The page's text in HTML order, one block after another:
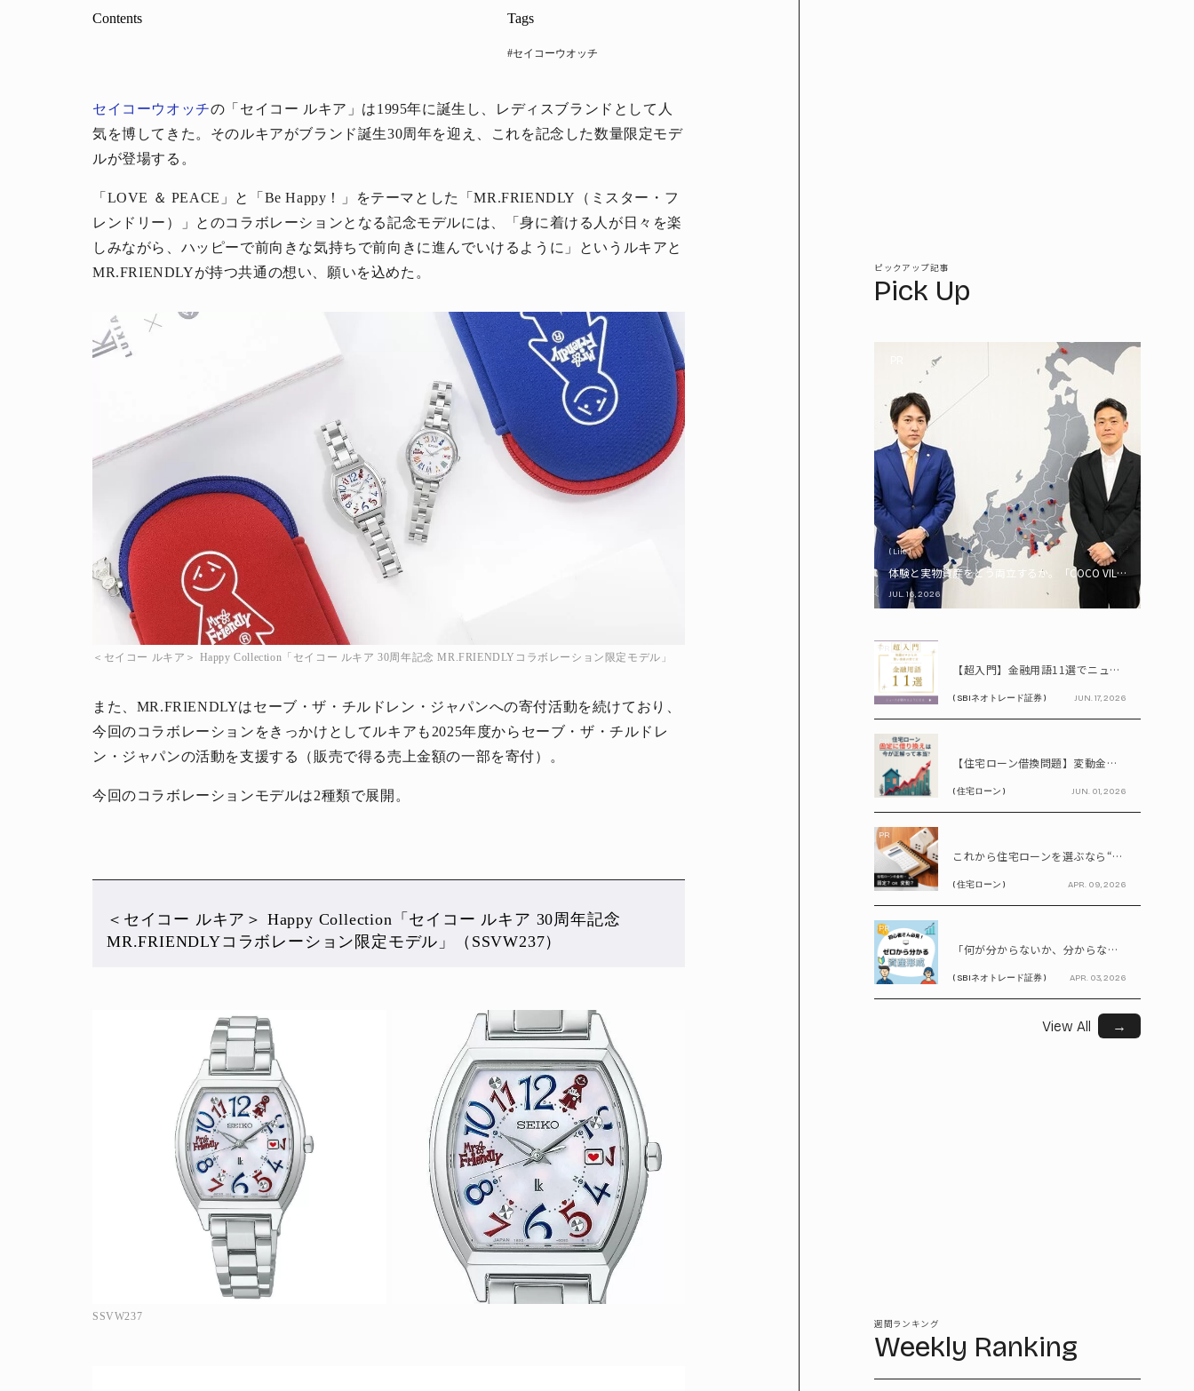
Contents Tags
#セイコーウオッチ
セイコーウオッチの「セイコー ルキア」は1995年に誕生し、レディスブランドとして人
気を博してきた。そのルキアがブランド誕生30周年を迎え、これを記念した数量限定モデ
ルが登場する。
「LOVE ＆ PEACE」と「Be Happy！」をテーマとした「MR.FRIENDLY（ミスター・フ
レンドリー）」とのコラボレーションとなる記念モデルには、「身に着ける人が日々を楽
しみながら、ハッピーで前向きな気持ちで前向きに進んでいけるように」というルキアと
MR.FRIENDLYが持つ共通の想い、願いを込めた。
＜セイコー ルキア＞ Happy Collection「セイコー ルキア 30周年記念 MR.FRIENDLYコラボレーション限定モデル」
また、MR.FRIENDLYはセーブ・ザ・チルドレン・ジャパンへの寄付活動を続けており、
今回のコラボレーションをきっかけとしてルキアも2025年度からセーブ・ザ・チルドレ
ン・ジャパンの活動を支援する（販売で得る売上金額の一部を寄付）。
今回のコラボレーションモデルは2種類で展開。
＜セイコー ルキア＞ Happy Collection「セイコー ルキア 30周年記念
MR.FRIENDLYコラボレーション限定モデル」（SSVW237）
SSVW237
ピックアップ記事
Pick Up
( Life )
体験と実物資産をどう両立するか。「COCO VILLA Owners」
JUL. 16, 2026
PR
【超入門】金融用語11選でニュースが読める！ 知識ゼロからの賢い資産の育て方
( SBIネオトレード証券 ) JUN. 17, 2026
PR
【住宅ローン借換問題】変動金利が上昇中!! 固定に借り換えるなら今が正解って本当? シミュレーションで比較してみよう
( 住宅ローン ) JUN. 01, 2026
PR
これから住宅ローンを選ぶなら“固定vs変動”どちらが正解? 9割が利用したいと答えた「いま決めなくてもいい」ローンとは!?
( 住宅ローン ) APR. 09, 2026
PR
「何が分からないか、分からない」から卒業！ SBIネオトレード証券で学ぶ、はじめての資産形成
( SBIネオトレード証券 ) APR. 03, 2026
View All →
週間ランキング
Weekly Ranking